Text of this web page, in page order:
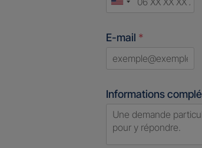
United
E-mail *
Informations